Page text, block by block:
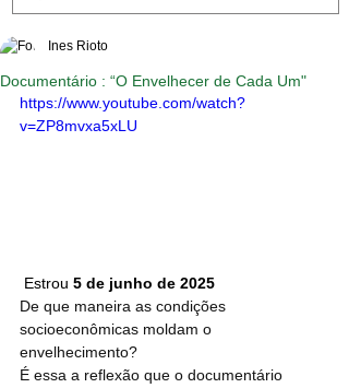
Documentário : “O Envelhecer de Cada Um"
Ines Rioto
https://www.youtube.com/watch?
v=ZP8mvxa5xLU
Estrou 5 de junho de 2025
De que maneira as condições
socioeconômicas moldam o
envelhecimento?
É essa a reflexão que o documentário